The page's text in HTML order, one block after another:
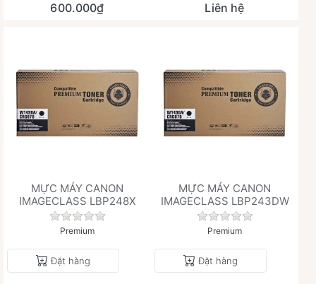
600.000₫ Liên hệ
MỰC MÁY CANON
IMAGECLASS LBP248X
Chưa có đánh giá nào cho sản phẩm này.
Premium
Đặt hàng
MỰC MÁY CANON
IMAGECLASS LBP243DW
Chưa có đánh giá
Premium
Đặt hàng